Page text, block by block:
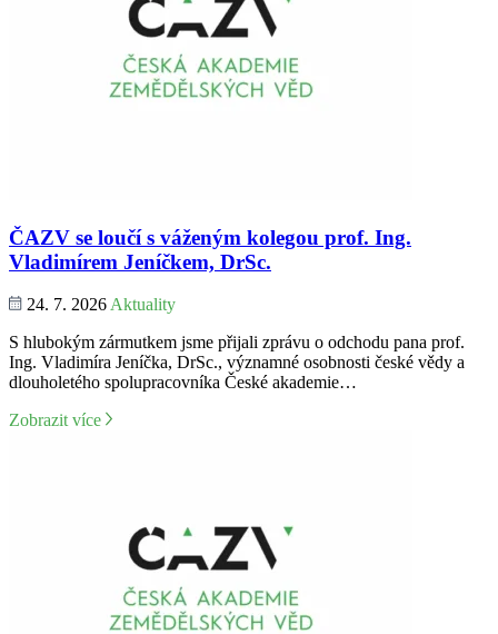
ČAZV se loučí s váženým kolegou prof. Ing.
Vladimírem Jeníčkem, DrSc.
24. 7. 2026 Aktuality
S hlubokým zármutkem jsme přijali zprávu o odchodu pana prof.
Ing. Vladimíra Jeníčka, DrSc., významné osobnosti české vědy a
dlouholetého spolupracovníka České akademie…
Zobrazit více